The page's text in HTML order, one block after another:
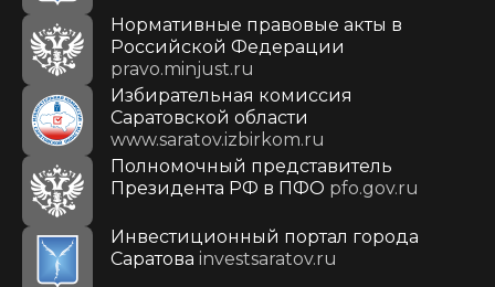
Нормативные правовые акты в
Российской Федерации
pravo.minjust.ru
Избирательная комиссия
Саратовской области
www.saratov.izbirkom.ru
Полномочный представитель
Президента РФ в ПФО pfo.gov.ru
Инвестиционный портал города
Саратова investsaratov.ru